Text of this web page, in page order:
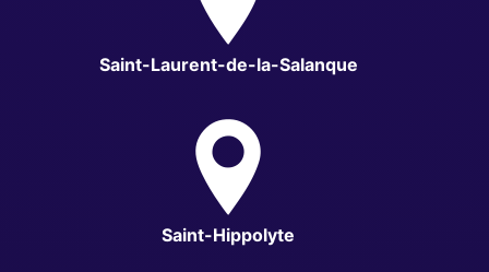
Saint-Laurent-de-la-Salanque
Saint-Hippolyte